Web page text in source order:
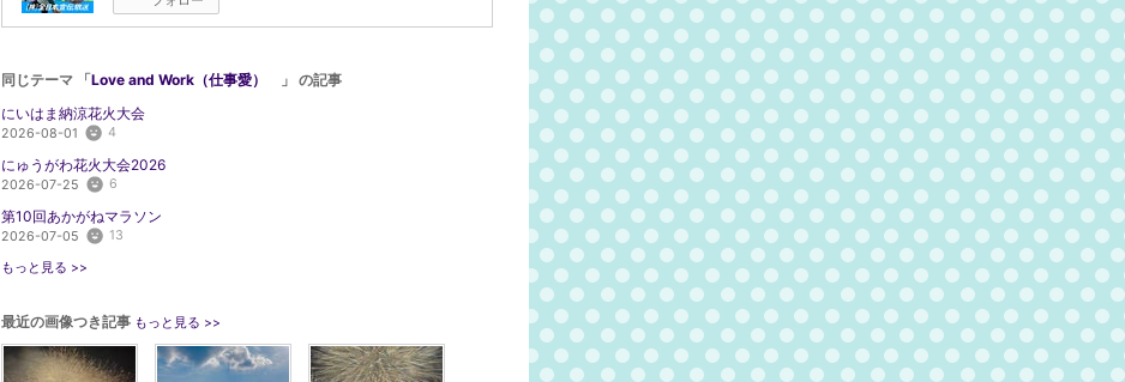
同じテーマ 「Love and Work（仕事愛）
」 の記事
にいはま納涼花火大会
2026-08-01 4
にゅうがわ花火大会2026
2026-07-25 6
第10回あかがねマラソン
2026-07-05 13
もっと見る >>
最近の画像つき記事 もっと見る >>